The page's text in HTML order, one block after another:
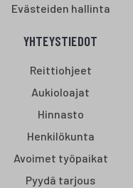
Evästeiden hallinta
YHTEYSTIEDOT
Reittiohjeet
Aukioloajat
Hinnasto
Henkilökunta
Avoimet työpaikat
Pyydä tarjous